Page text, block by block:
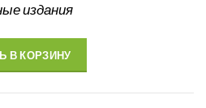
издания
В КОРЗИНУ